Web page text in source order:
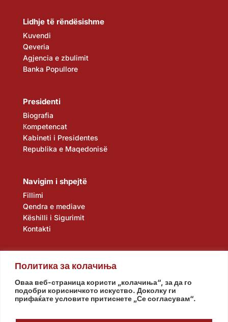
Политика за колачиња
Оваа веб-страница користи „колачиња“, за да го
подобри корисничкото искуство. Доколку ги
прифаќате условите притиснете „Се согласувам“.
Lidhje të rëndësishme
Kuvendi
Qeveria
Agjencia e zbulimit
Banka Popullore
Presidenti
Biografia
Кompetencat
Kabineti i Presidentes
Republika e Maqedonisë
Navigim i shpejtë
Fillimi
Qendra e mediave
Këshilli i Sigurimit
Kontakti